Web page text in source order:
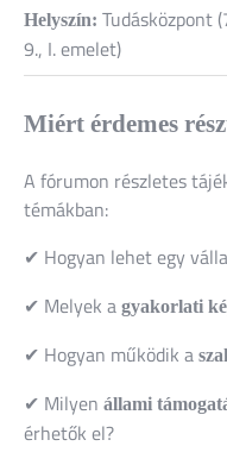
Helyszín: Tudásközpont
9., I. emelet)
Miért érdemes
A fórumon részletes
témákban:
✔ Hogyan lehet egy
✔ Melyek a gyakorlati
✔ Hogyan működik a
✔ Milyen állami
érhetők el?